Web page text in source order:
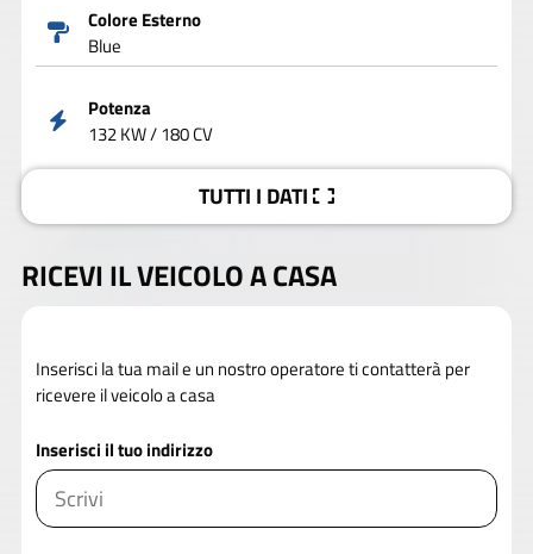
Colore Esterno
Blue
Potenza
132 KW / 180 CV
TUTTI I DATI
RICEVI IL VEICOLO A CASA
Inserisci la tua mail e un nostro operatore ti contatterà per
ricevere il veicolo a casa
Inserisci il tuo indirizzo